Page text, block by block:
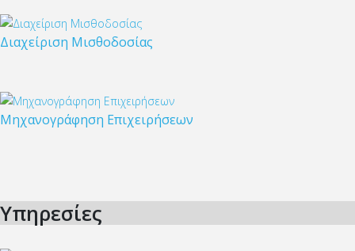
Διαχείριση Μισθοδοσίας
Μηχανογράφηση Επιχειρήσεων
Υπηρεσίες